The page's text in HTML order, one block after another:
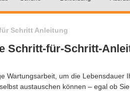
Schritt Anleitung
Schritt-für-Schritt-
Wartungsarbeit, um die
austauschen können – egal ob